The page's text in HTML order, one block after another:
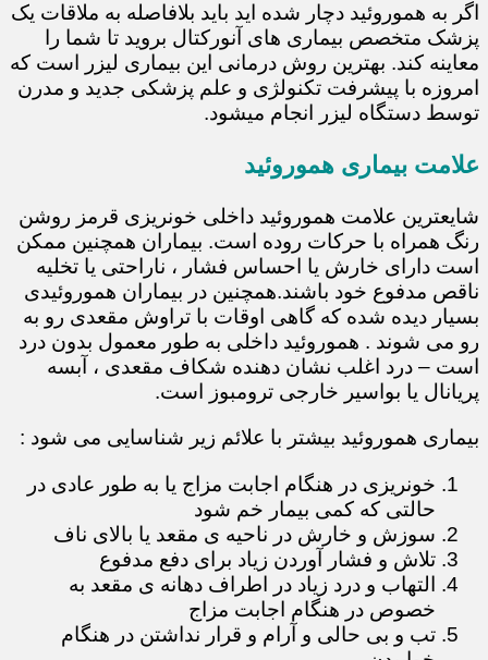
اگر به هموروئید دچار شده اید باید بلافاصله به ملاقات یک
پزشک متخصص بیماری های آنورکتال بروید تا شما را
معاینه کند. بهترین روش درمانی این بیماری لیزر است که
امروزه با پیشرفت تکنولژی و علم پزشکی جدید و مدرن
توسط دستگاه لیزر انجام میشود.
علامت بیماری هموروئید
شایعترین علامت هموروئید داخلی خونریزی قرمز روشن
رنگ همراه با حرکات روده است. بیماران همچنین ممکن
است دارای خارش یا احساس فشار ، ناراحتی یا تخلیه
ناقص مدفوع خود باشند.همچنین در بیماران هموروئیدی
بسیار دیده شده که گاهی اوقات با تراوش مقعدی رو به
رو می شوند . هموروئید داخلی به طور معمول بدون درد
است – درد اغلب نشان دهنده شکاف مقعدی ، آبسه
پریانال یا بواسیر خارجی ترومبوز است.
بیماری هموروئید بیشتر با علائم زیر شناسایی می شود :
خونریزی در هنگام اجابت مزاج یا به طور عادی در
حالتی که کمی بیمار خم شود
سوزش و خارش در ناحیه ی مقعد یا بالای ناف
تلاش و فشار آوردن زیاد برای دفع مدفوع
التهاب و درد زیاد در اطراف دهانه ی مقعد به
خصوص در هنگام اجابت مزاج
تب و بی حالی و آرام و قرار نداشتن در هنگام